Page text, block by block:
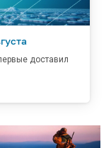
доставил